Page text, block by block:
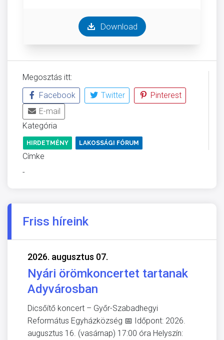
Download
Megosztás itt:
Facebook
Twitter
Pinterest
E-mail
Kategória
HIRDETMÉNY LAKOSSÁGI FÓRUM
Címke
-
Friss híreink
2026. augusztus 07.
Nyári örömkoncertet tartanak
Adyvárosban
Dicsőítő koncert – Győr-Szabadhegyi
Református Egyházközség 📅 Időpont: 2026.
augusztus 16. (vasárnap) 17:00 óra Helyszín: